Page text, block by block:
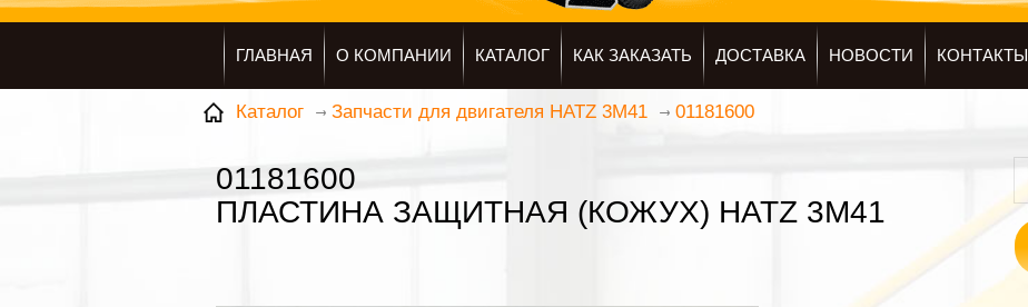
ГЛАВНАЯ О КОМПАНИИ КАТАЛОГ КАК ЗАКАЗАТЬ ДОСТАВКА НОВОСТИ КОНТАКТЫ
Каталог Запчасти для двигателя HATZ 3M41 01181600
01181600
ПЛАСТИНА ЗАЩИТНАЯ (КОЖУХ) HATZ 3M41